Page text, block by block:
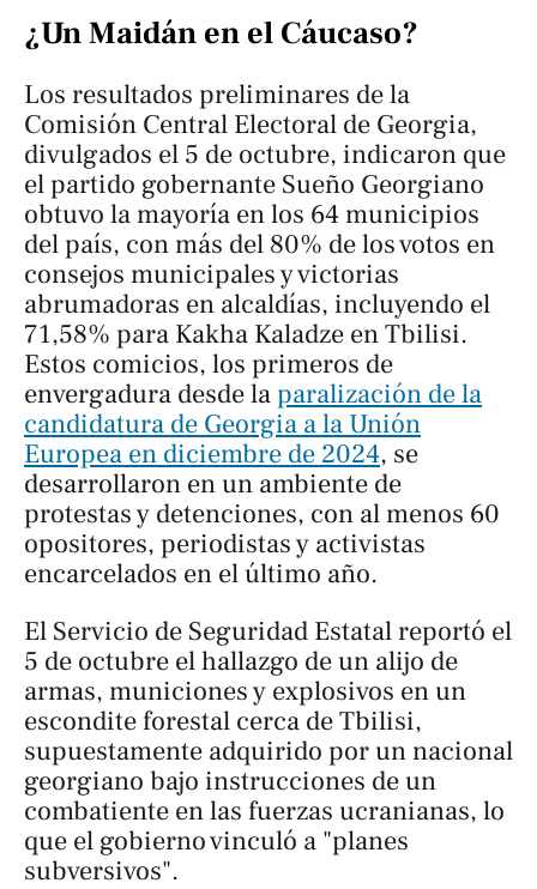
¿Un Maidán en el Cáucaso?
Los resultados preliminares de la
Comisión Central Electoral de Georgia,
divulgados el 5 de octubre, indicaron que
el partido gobernante Sueño Georgiano
obtuvo la mayoría en los 64 municipios
del país, con más del 80% de los votos en
consejos municipales y victorias
abrumadoras en alcaldías, incluyendo el
71,58% para Kakha Kaladze en Tbilisi.
Estos comicios, los primeros de
envergadura desde la paralización de la
candidatura de Georgia a la Unión
Europea en diciembre de 2024, se
desarrollaron en un ambiente de
protestas y detenciones, con al menos 60
opositores, periodistas y activistas
encarcelados en el último año.
El Servicio de Seguridad Estatal reportó el
5 de octubre el hallazgo de un alijo de
armas, municiones y explosivos en un
escondite forestal cerca de Tbilisi,
supuestamente adquirido por un nacional
georgiano bajo instrucciones de un
combatiente en las fuerzas ucranianas, lo
que el gobierno vinculó a "planes
subversivos".